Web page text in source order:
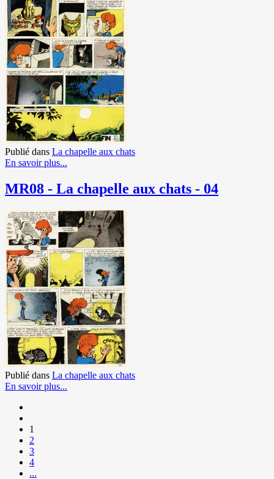
Publié dans La chapelle aux chats
En savoir plus...
MR08 - La chapelle aux chats - 04
Publié dans La chapelle aux chats
En savoir plus...
1
2
3
4
...